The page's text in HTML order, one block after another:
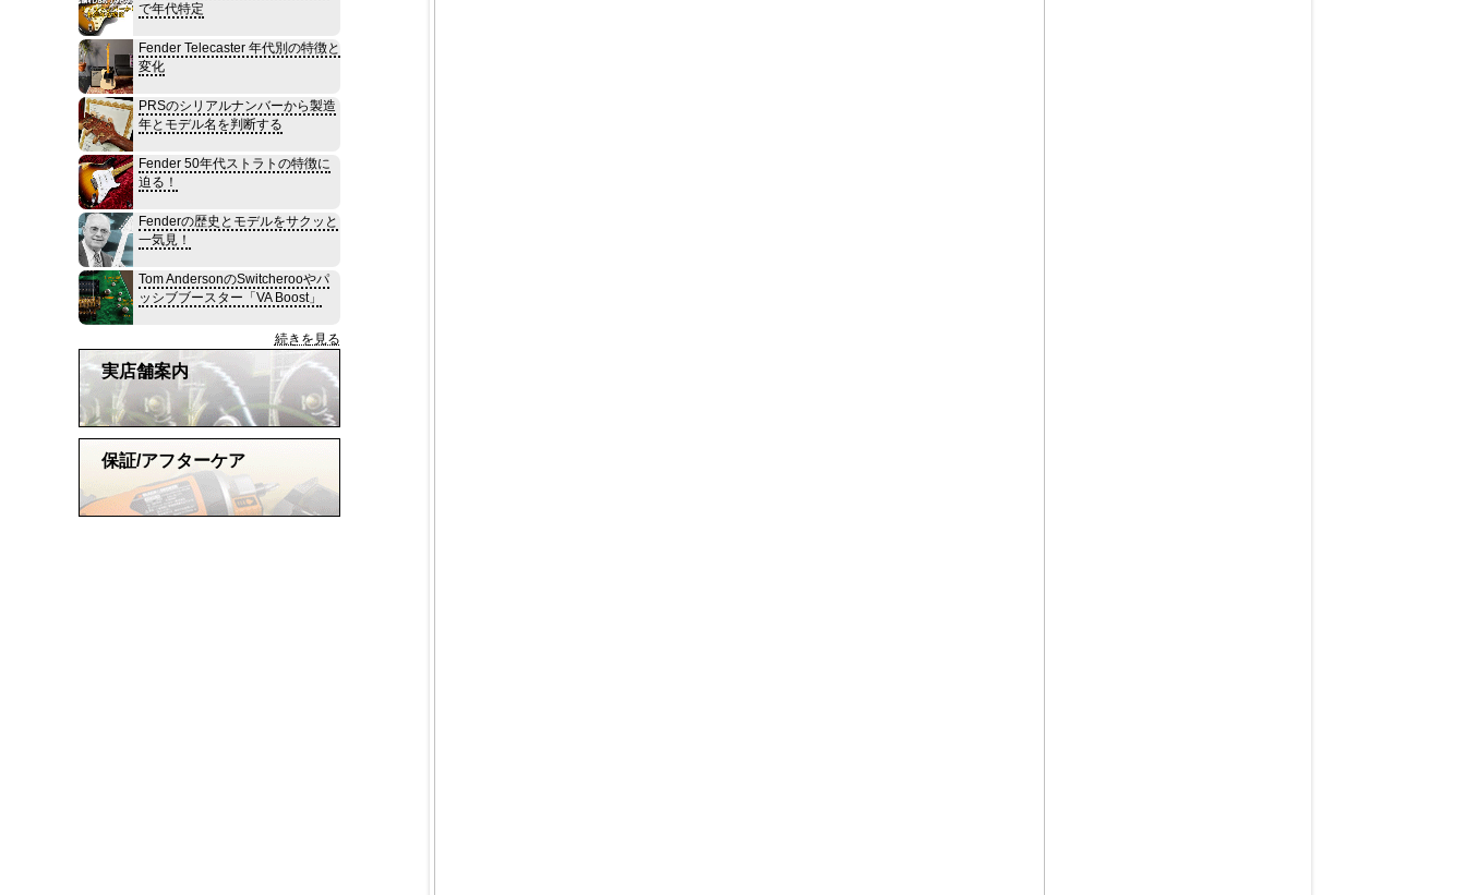
で年代特定
Fender Telecaster 年代別の特徴と
変化
PRSのシリアルナンバーから製造
年とモデル名を判断する
Fender 50年代ストラトの特徴に
迫る！
Fenderの歴史とモデルをサクッと
一気見！
Tom AndersonのSwitcherooやパ
ッシブブースター「VA Boost」
続きを見る
実店舗案内
保証/アフターケア